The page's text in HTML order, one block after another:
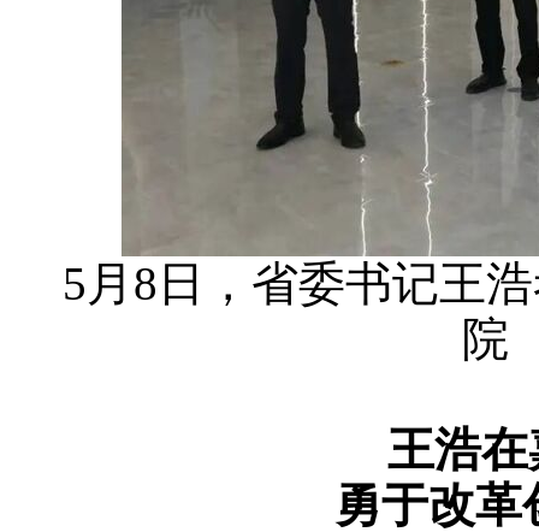
5月8日，省委书记王
院
王浩
勇于改